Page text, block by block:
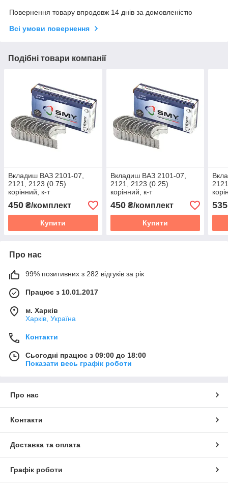
Повернення товару впродовж 14 днів за домовленістю
Всі умови повернення
Подібні товари компанії
Вкладиш ВАЗ 2101-07,
2121, 2123 (0.75)
корінний, к-т
450 ₴/комплект
Купити
Вкладиш ВАЗ 2101-07,
2121, 2123 (0.25)
корінний, к-т
450₴/комплект
Купити
535
Про нас
99% позитивних з 282 відгуків за рік
Працює з 10.01.2017
м. Харків
Харків, Україна
Контакти
Сьогодні працює з 09:00 до 18:00
Показати весь графік роботи
Про нас
Контакти
Доставка та оплата
Графік роботи